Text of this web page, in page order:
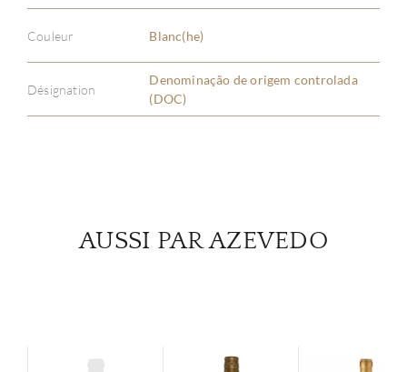
Couleur Blanc(he)
Désignation
Denominação de origem controlada
(DOC)
AUSSI PAR AZEVEDO